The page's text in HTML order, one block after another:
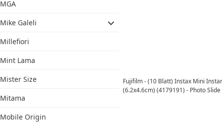
MGA
Mike Galeli
Millefiori
Mint Lama
Mister Size
Mitama
Mobile Origin
Fujifilm - (10 Blatt) Instax Mini
(6.2x4.6cm) (4179191) - Photo Slide